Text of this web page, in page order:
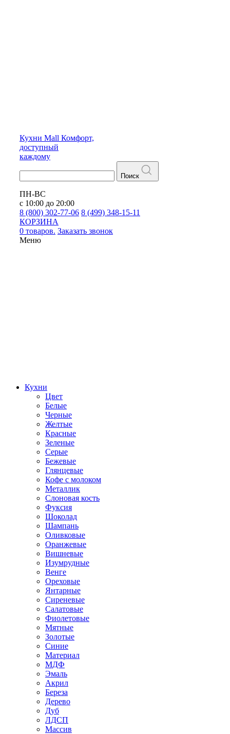
Кухни Mall Комфорт,
доступный
каждому
Поиск
ПН-ВС
с 10:00 до 20:00
8 (800) 302-77-06 8 (499) 348-15-11
КОРЗИНА
0 товаров. Заказать звонок
Меню
Кухни
Цвет
Белые
Черные
Желтые
Красные
Зеленые
Серые
Бежевые
Глянцевые
Кофе с молоком
Металлик
Слоновая кость
Фуксия
Шоколад
Шампань
Оливковые
Оранжевые
Вишневые
Изумрудные
Венге
Ореховые
Янтарные
Сиреневые
Салатовые
Фиолетовые
Мятные
Золотые
Синие
Материал
МДФ
Эмаль
Акрил
Береза
Дерево
Дуб
ЛДСП
Массив